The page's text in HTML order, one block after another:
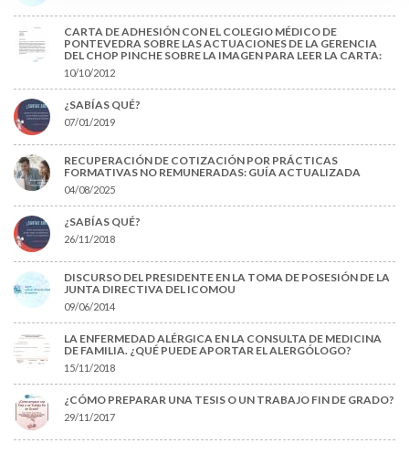
CARTA DE ADHESIÓN CON EL COLEGIO MÉDICO DE
PONTEVEDRA SOBRE LAS ACTUACIONES DE LA GERENCIA
DEL CHOP PINCHE SOBRE LA IMAGEN PARA LEER LA CARTA:
10/10/2012
¿SABÍAS QUÉ?
07/01/2019
RECUPERACIÓN DE COTIZACIÓN POR PRÁCTICAS
FORMATIVAS NO REMUNERADAS: GUÍA ACTUALIZADA
04/08/2025
¿SABÍAS QUÉ?
26/11/2018
DISCURSO DEL PRESIDENTE EN LA TOMA DE POSESIÓN DE LA
JUNTA DIRECTIVA DEL ICOMOU
09/06/2014
LA ENFERMEDAD ALÉRGICA EN LA CONSULTA DE MEDICINA
DE FAMILIA. ¿QUÉ PUEDE APORTAR EL ALERGÓLOGO?
15/11/2018
¿CÓMO PREPARAR UNA TESIS O UN TRABAJO FIN DE GRADO?
29/11/2017